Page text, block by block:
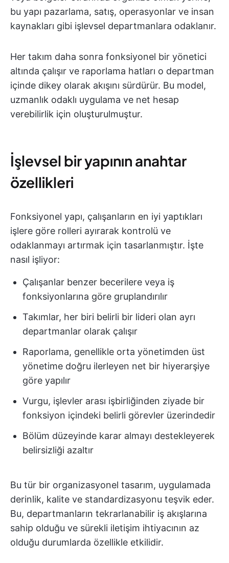
bu yapı pazarlama, satış, operasyonlar ve insan
kaynakları gibi işlevsel departmanlara odaklanır.
Her takım daha sonra fonksiyonel bir yönetici
altında çalışır ve raporlama hatları o departman
içinde dikey olarak akışını sürdürür. Bu model,
uzmanlık odaklı uygulama ve net hesap
verebilirlik için oluşturulmuştur.
İşlevsel bir yapının anahtar
özellikleri
Fonksiyonel yapı, çalışanların en iyi yaptıkları
işlere göre rolleri ayırarak kontrolü ve
odaklanmayı artırmak için tasarlanmıştır. İşte
nasıl işliyor:
Çalışanlar benzer becerilere veya iş
fonksiyonlarına göre gruplandırılır
Takımlar, her biri belirli bir lideri olan ayrı
departmanlar olarak çalışır
Raporlama, genellikle orta yönetimden üst
yönetime doğru ilerleyen net bir hiyerarşiye
göre yapılır
Vurgu, işlevler arası işbirliğinden ziyade bir
fonksiyon içindeki belirli görevler üzerindedir
Bölüm düzeyinde karar almayı destekleyerek
belirsizliği azaltır
Bu tür bir organizasyonel tasarım, uygulamada
derinlik, kalite ve standardizasyonu teşvik eder.
Bu, departmanların tekrarlanabilir iş akışlarına
sahip olduğu ve sürekli iletişim ihtiyacının az
olduğu durumlarda özellikle etkilidir.